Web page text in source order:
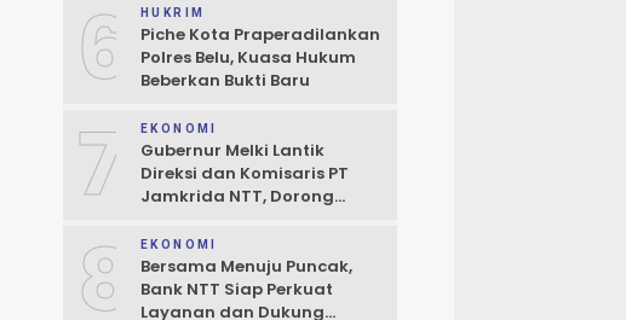
6 HUKRIM
Piche Kota Praperadilankan
Polres Belu, Kuasa Hukum
Beberkan Bukti Baru
7 EKONOMI
Gubernur Melki Lantik
Direksi dan Komisaris PT
Jamkrida NTT, Dorong
Kredit UMKM
8 EKONOMI
Bersama Menuju Puncak,
Bank NTT Siap Perkuat
Layanan dan Dukung